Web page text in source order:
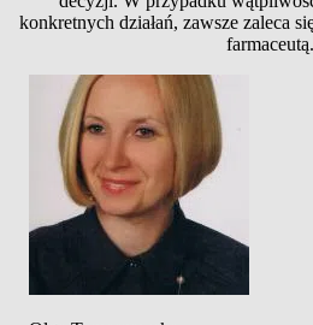
konkretnych działań, zawsze zaleca
farmaceutą.